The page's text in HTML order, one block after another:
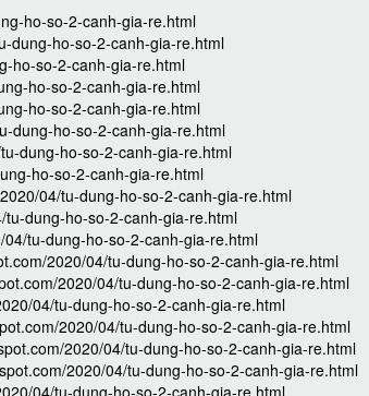
ho-so-2-canh-gia-re.html
dung-ho-so-2-canh-gia-re.html
ho-so-2-canh-gia-re.html
ho-so-2-canh-gia-re.html
ho-so-2-canh-gia-re.html
dung-ho-so-2-canh-gia-re.html
dung-ho-so-2-canh-gia-re.html
ho-so-2-canh-gia-re.html
04/tu-dung-ho-so-2-canh-gia-re.html
dung-ho-so-2-canh-gia-re.html
tu-dung-ho-so-2-canh-gia-re.html
2020/04/tu-dung-ho-so-2-canh-gia-re.html
2020/04/tu-dung-ho-so-2-canh-gia-re.html
04/tu-dung-ho-so-2-canh-gia-re.html
2020/04/tu-dung-ho-so-2-canh-gia-re.html
2020/04/tu-dung-ho-so-2-canh-gia-re.html
2020/04/tu-dung-ho-so-2-canh-gia-re.html
04/tu-dung-ho-so-2-canh-gia-re.html